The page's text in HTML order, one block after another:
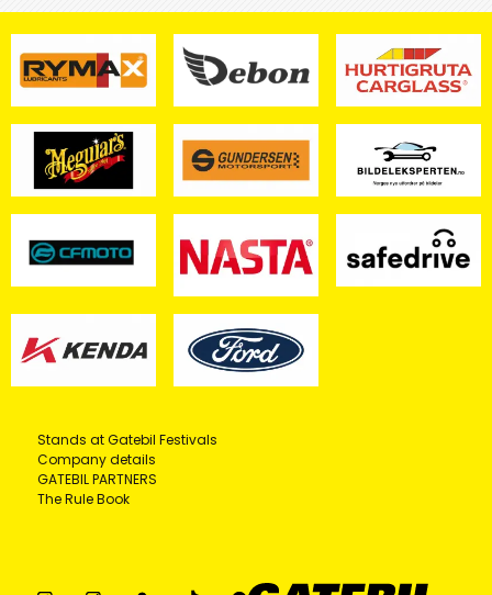
Stands at Gatebil Festivals
Company details
GATEBIL PARTNERS
The Rule Book